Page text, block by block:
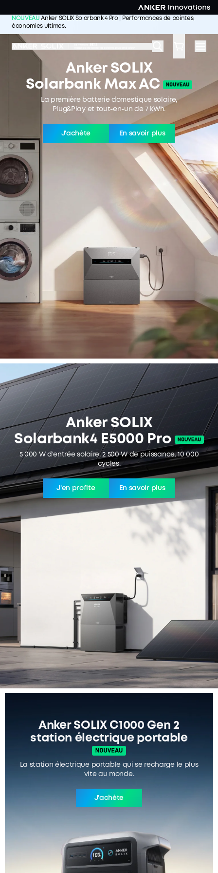
NOUVEAU Anker SOLIX Solarbank 4 Pro | Performances de pointes,
économies ultimes.
J'achète >>
Anker SOLIX
Solarbank Max AC
La première batterie domestique solaire,
Plug&Play et tout-en-un de 7 kWh.
J'achète En savoir plus
Anker SOLIX
Solarbank4 E5000 Pro
5 000 W d'entrée solaire. 2 500 W de puissance. 10 000
cycles.
J'en profite En savoir plus
Anker Solix Borne de recharge
intelligente
shutter pour véhicules
électriques
J'achète